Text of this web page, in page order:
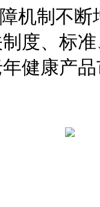
制不断
度、标
健康产